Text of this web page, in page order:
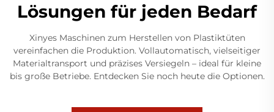
Lösungen für jeden Bedarf
Xinyes Maschinen zum Herstellen von Plastiktüten
vereinfachen die Produktion. Vollautomatisch, vielseitiger
Materialtransport und präzises Versiegeln – ideal für kleine
bis große Betriebe. Entdecken Sie noch heute die Optionen.